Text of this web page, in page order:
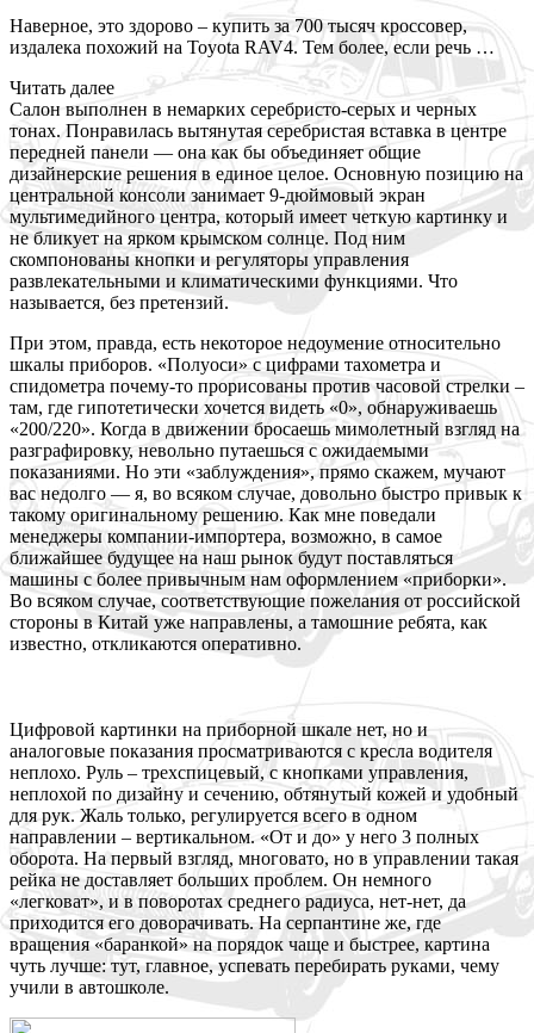
Наверное, это здорово – купить за 700 тысяч кроссовер,
издалека похожий на Toyota RAV4. Тем более, если речь …
Читать далее
Салон выполнен в немарких серебристо-серых и черных
тонах. Понравилась вытянутая серебристая вставка в центре
передней панели — она как бы объединяет общие
дизайнерские решения в единое целое. Основную позицию на
центральной консоли занимает 9-дюймовый экран
мультимедийного центра, который имеет четкую картинку и
не бликует на ярком крымском солнце. Под ним
скомпонованы кнопки и регуляторы управления
развлекательными и климатическими функциями. Что
называется, без претензий.
При этом, правда, есть некоторое недоумение относительно
шкалы приборов. «Полуоси» с цифрами тахометра и
спидометра почему-то прорисованы против часовой стрелки –
там, где гипотетически хочется видеть «0», обнаруживаешь
«200/220». Когда в движении бросаешь мимолетный взгляд на
разграфировку, невольно путаешься с ожидаемыми
показаниями. Но эти «заблуждения», прямо скажем, мучают
вас недолго — я, во всяком случае, довольно быстро привык к
такому оригинальному решению. Как мне поведали
менеджеры компании-импортера, возможно, в самое
ближайшее будущее на наш рынок будут поставляться
машины с более привычным нам оформлением «приборки».
Во всяком случае, соответствующие пожелания от российской
стороны в Китай уже направлены, а тамошние ребята, как
известно, откликаются оперативно.
Цифровой картинки на приборной шкале нет, но и
аналоговые показания просматриваются с кресла водителя
неплохо. Руль – трехспицевый, с кнопками управления,
неплохой по дизайну и сечению, обтянутый кожей и удобный
для рук. Жаль только, регулируется всего в одном
направлении – вертикальном. «От и до» у него 3 полных
оборота. На первый взгляд, многовато, но в управлении такая
рейка не доставляет больших проблем. Он немного
«легковат», и в поворотах среднего радиуса, нет-нет, да
приходится его доворачивать. На серпантине же, где
вращения «баранкой» на порядок чаще и быстрее, картина
чуть лучше: тут, главное, успевать перебирать руками, чему
учили в автошколе.